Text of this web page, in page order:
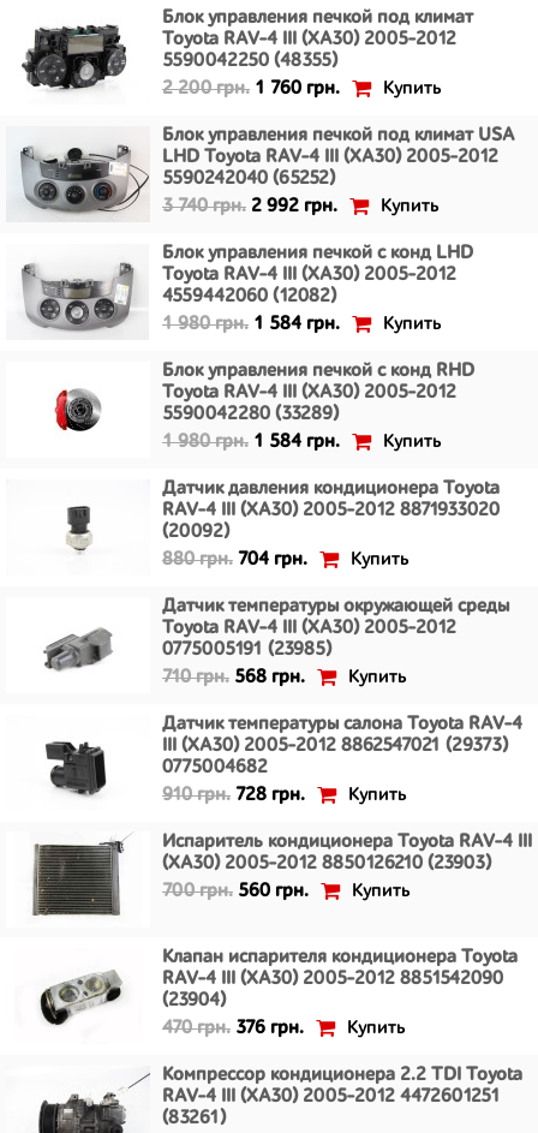
Блок управления печкой под климат
Toyota RAV-4 III (XA30) 2005-2012
5590042250 (48355)
2 200 грн. 1 760 грн. Купить
Блок управления печкой под климат USA
LHD Toyota RAV-4 III (XA30) 2005-2012
5590242040 (65252)
3 740 грн. 2 992 грн. Купить
Блок управления печкой с конд LHD
Toyota RAV-4 III (XA30) 2005-2012
4559442060 (12082)
1 980 грн. 1 584 грн. Купить
Блок управления печкой с конд RHD
Toyota RAV-4 III (XA30) 2005-2012
5590042280 (33289)
1 980 грн. 1 584 грн. Купить
Датчик давления кондиционера Toyota
RAV-4 III (XA30) 2005-2012 8871933020
(20092)
880 грн. 704 грн. Купить
Датчик температуры окружающей среды
Toyota RAV-4 III (XA30) 2005-2012
0775005191 (23985)
710 грн. 568 грн. Купить
Датчик температуры салона Toyota RAV-4
III (XA30) 2005-2012 8862547021 (29373)
0775004682
910 грн. 728 грн. Купить
Испаритель кондиционера Toyota RAV-4 III
(XA30) 2005-2012 8850126210 (23903)
700 грн. 560 грн. Купить
Клапан испарителя кондиционера Toyota
RAV-4 III (XA30) 2005-2012 8851542090
(23904)
470 грн. 376 грн. Купить
Компрессор кондиционера 2.2 TDI Toyota
RAV-4 III (XA30) 2005-2012 4472601251
(83261)